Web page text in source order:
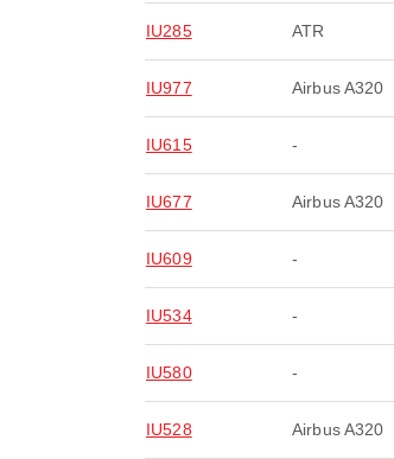
IU285 ATR
IU977 Airbus A320
IU615 -
IU677 Airbus A320
IU609 -
IU534 -
IU580 -
IU528 Airbus A320